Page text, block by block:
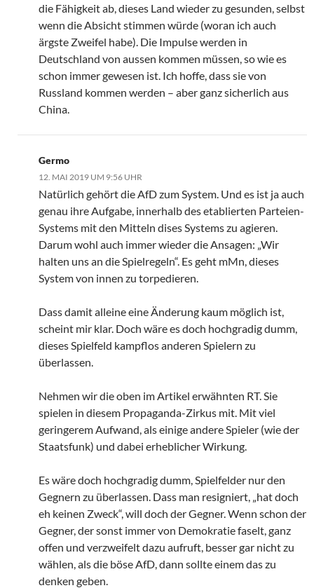
die Fähigkeit ab, dieses Land wieder zu gesunden, selbst
wenn die Absicht stimmen würde (woran ich auch
ärgste Zweifel habe). Die Impulse werden in
Deutschland von aussen kommen müssen, so wie es
schon immer gewesen ist. Ich hoffe, dass sie von
Russland kommen werden – aber ganz sicherlich aus
China.
Germo
12. MAI 2019 UM 9:56 UHR
Natürlich gehört die AfD zum System. Und es ist ja auch
genau ihre Aufgabe, innerhalb des etablierten Parteien-
Systems mit den Mitteln dises Systems zu agieren.
Darum wohl auch immer wieder die Ansagen: „Wir
halten uns an die Spielregeln“. Es geht mMn, dieses
System von innen zu torpedieren.
Dass damit alleine eine Änderung kaum möglich ist,
scheint mir klar. Doch wäre es doch hochgradig dumm,
dieses Spielfeld kampflos anderen Spielern zu
überlassen.
Nehmen wir die oben im Artikel erwähnten RT. Sie
spielen in diesem Propaganda-Zirkus mit. Mit viel
geringerem Aufwand, als einige andere Spieler (wie der
Staatsfunk) und dabei erheblicher Wirkung.
Es wäre doch hochgradig dumm, Spielfelder nur den
Gegnern zu überlassen. Dass man resigniert, „hat doch
eh keinen Zweck“, will doch der Gegner. Wenn schon der
Gegner, der sonst immer von Demokratie faselt, ganz
offen und verzweifelt dazu aufruft, besser gar nicht zu
wählen, als die böse AfD, dann sollte einem das zu
denken geben.